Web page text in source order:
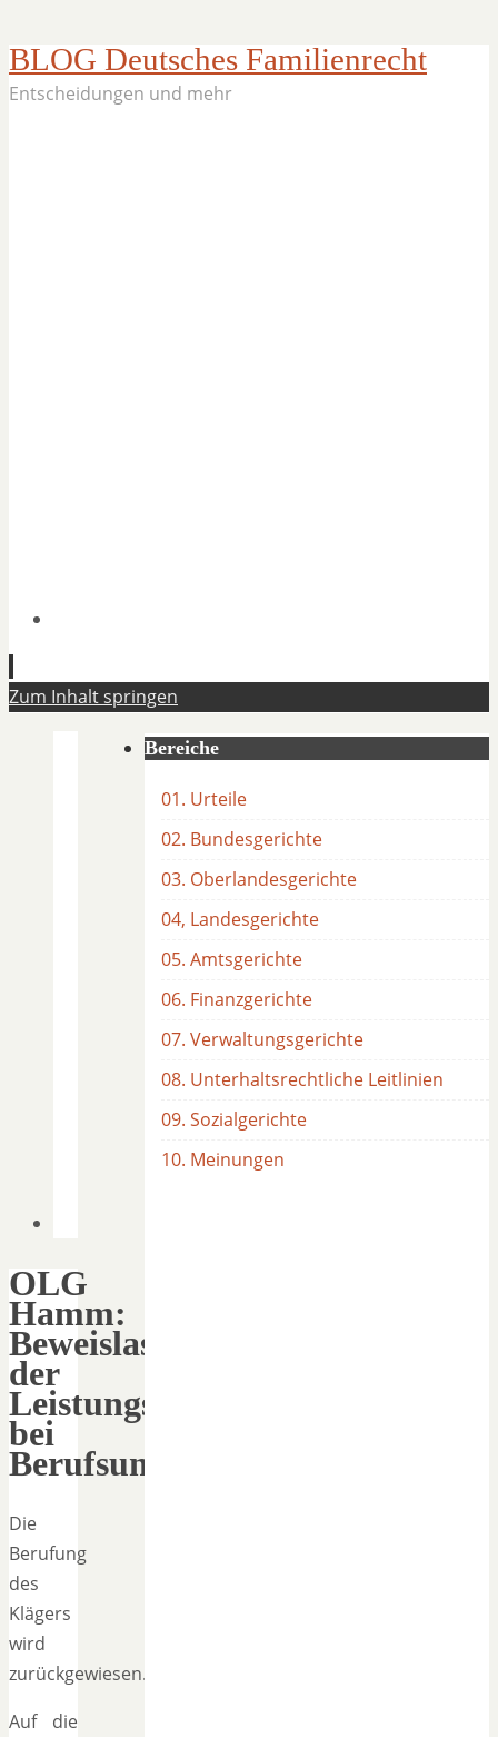
BLOG Deutsches Familienrecht
Entscheidungen und mehr
Zum Inhalt springen
OLG
Hamm:
Beweislast
der
Leistungsunfähigkeit
bei
Berufsunfähigkeit
Die
Berufung
des
Klägers
wird
zurückgewiesen.
Auf die
Bereiche
01. Urteile
02. Bundesgerichte
03. Oberlandesgerichte
04, Landesgerichte
05. Amtsgerichte
06. Finanzgerichte
07. Verwaltungsgerichte
08. Unterhaltsrechtliche Leitlinien
09. Sozialgerichte
10. Meinungen